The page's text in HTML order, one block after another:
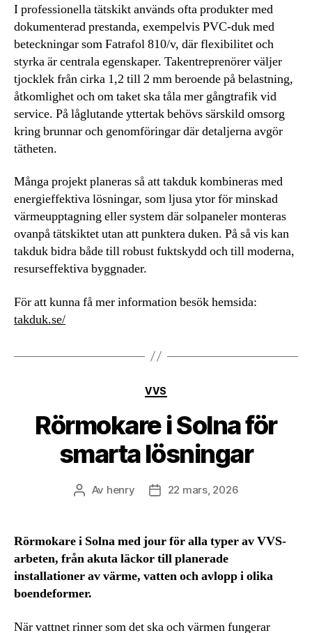
I professionella tätskikt används ofta produkter med
dokumenterad prestanda, exempelvis PVC-duk med
beteckningar som Fatrafol 810/v, där flexibilitet och
styrka är centrala egenskaper. Takentreprenörer väljer
tjocklek från cirka 1,2 till 2 mm beroende på belastning,
åtkomlighet och om taket ska tåla mer gångtrafik vid
service. På låglutande yttertak behövs särskild omsorg
kring brunnar och genomföringar där detaljerna avgör
tätheten.
Många projekt planeras så att takduk kombineras med
energieffektiva lösningar, som ljusa ytor för minskad
värmeupptagning eller system där solpaneler monteras
ovanpå tätskiktet utan att punktera duken. På så vis kan
takduk bidra både till robust fuktskydd och till moderna,
resurseffektiva byggnader.
För att kunna få mer information besök hemsida:
takduk.se/
Kategorier
VVS
Rörmokare i Solna för
smarta lösningar
Inläggsförfattare
Av henry Inläggsdatum
22 mars, 2026
Rörmokare i Solna med jour för alla typer av VVS-
arbeten, från akuta läckor till planerade
installationer av värme, vatten och avlopp i olika
boendeformer.
När vattnet rinner som det ska och värmen fungerar